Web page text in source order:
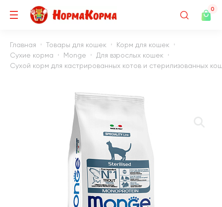
0
Главная Товары для кошек
Корм для кошек
Сухие корма
Monge
Для взрослых кошек
Сухой корм для кастрированных котов и стерилизованных